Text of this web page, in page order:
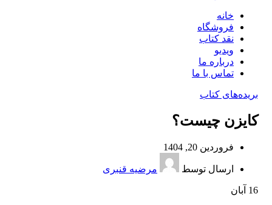
خانه
فروشگاه
نقد کتاب
ویدیو
درباره‌ ما
تماس با ما
بریده‌های کتاب
کایزن چیست؟
فروردین 20, 1404
ارسال توسط مرضیه قنبری
16 آبان